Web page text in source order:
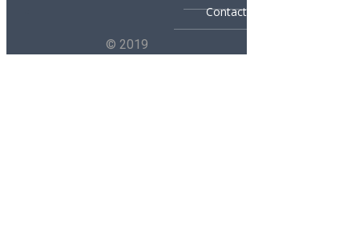
Contact
© 2019